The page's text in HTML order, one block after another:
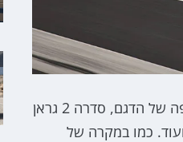
כחצי שנה לאחר שחשפה את סדרה 1 החדשה, ב.מ.וו חושפת כעת את גרסת הסדאן בסגנון קופה של הדגם, סדרה 2 גראן